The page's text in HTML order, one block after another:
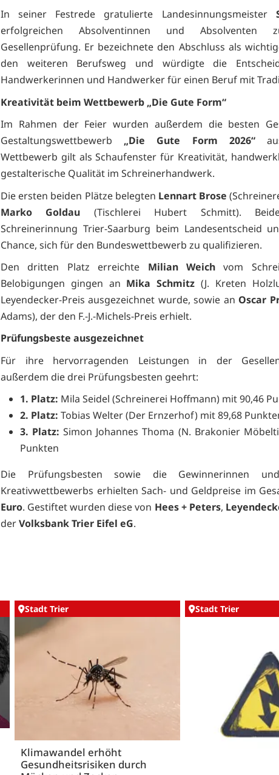
In seiner Festrede gratulierte Landesinnungsmeister
erfolgreichen Absolventinnen und Absolventen
Gesellenprüfung. Er bezeichnete den Abschluss als
den weiteren Berufsweg und würdigte die
Handwerkerinnen und Handwerker für einen Beruf mit
Kreativität beim Wettbewerb „Die Gute Form“
Im Rahmen der Feier wurden außerdem die besten
Gestaltungswettbewerb „Die Gute Form 2026“
Wettbewerb gilt als Schaufenster für Kreativität,
gestalterische Qualität im Schreinerhandwerk.
Die ersten beiden Plätze belegten Lennart Brose
Marko Goldau (Tischlerei Hubert Schmitt).
Schreinerinnung Trier-Saarburg beim Landesentscheid
Chance, sich für den Bundeswettbewerb zu qualifizieren.
Den dritten Platz erreichte Milian Weichvom
Belobigungen gingen an Mika Schmitz (J. Kreten
Leyendecker-Preis ausgezeichnet wurde, sowie an Oscar
Adams), der den F.-J.-Michels-Preis erhielt.
Prüfungsbeste ausgezeichnet
Für ihre hervorragenden Leistungen in der
außerdem die drei Prüfungsbesten geehrt:
1. Platz: Mila Seidel (Schreinerei Hoffmann) mit 90,46
2. Platz: Tobias Welter (Der Ernzerhof) mit 89,68
3. Platz: Simon Johannes Thoma (N. Brakonier
Punkten
Die Prüfungsbesten sowie die Gewinnerinnen
Kreativwettbewerbs erhielten Sach- und Geldpreise im
Euro. Gestiftet wurden diese von Hees + Peters,
derVolksbank Trier Eifel eG.
Stadt Trier
Klimawandel erhöht
Gesundheitsrisiken durch
Stadt Trier